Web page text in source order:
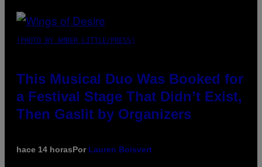
(PHOTO BY AMBER LITTLE/PRESS)
This Musical Duo Was Booked for
a Festival Stage That Didn’t Exist,
Then Gaslit by Organizers
hace 14 horasPor Lauren Boisvert